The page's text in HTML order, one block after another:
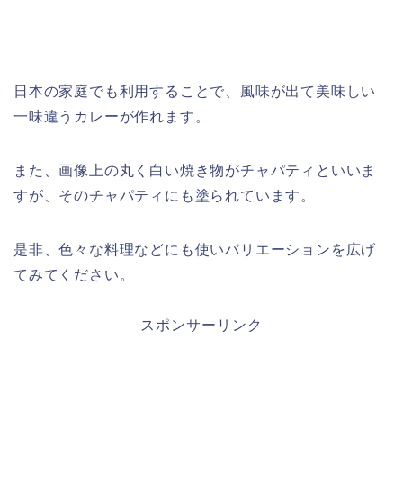
日本の家庭でも利用することで、風味が出て美味しい
一味違うカレーが作れます。
また、画像上の丸く白い焼き物がチャパティといいま
すが、そのチャパティにも塗られています。
是非、色々な料理などにも使いバリエーションを広げ
てみてください。
スポンサーリンク